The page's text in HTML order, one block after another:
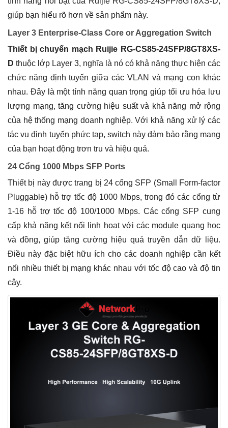
giúp bạn hiểu rõ hơn về sản phẩm này.
Layer 3 Enterprise-Class Core or Aggregation Switch
Thiết bị chuyển mạch Ruijie RG-CS85-24SFP/8GT8XS-
D thuộc lớp Layer 3, nghĩa là nó có khả năng thực hiện các
chức năng định tuyến giữa các VLAN và mạng con khác
nhau. Đây là một tính năng quan trọng giúp tối ưu hóa lưu
lượng mạng, tăng cường hiệu suất và khả năng mở rộng
của hệ thống mạng doanh nghiệp. Với khả năng xử lý các
tác vụ định tuyến phức tạp, switch này đảm bảo rằng mạng
của bạn hoạt động trơn tru và hiệu quả.
24 Cổng 1000 Mbps SFP Ports
Thiết bị này được trang bị 24 cổng SFP (Small Form-factor
Pluggable) hỗ trợ tốc độ 1000 Mbps, trong đó các cổng từ
1-16 hỗ trợ tốc độ 100/1000 Mbps. Các cổng SFP cung
cấp khả năng kết nối linh hoạt với các module quang học
và đồng, giúp tăng cường hiệu quả truyền dẫn dữ liệu.
Điều này đặc biệt hữu ích cho các doanh nghiệp cần kết
nối nhiều thiết bị mạng khác nhau với tốc độ cao và độ tin
cậy.